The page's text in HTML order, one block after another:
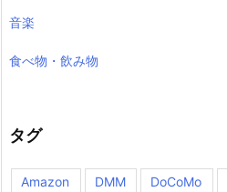
音楽
食べ物・飲み物
タグ
Amazon DMM DoCoMo